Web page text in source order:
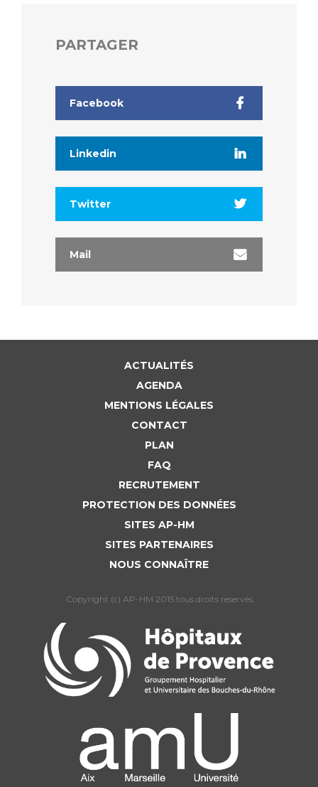
PARTAGER
Facebook
Linkedin
Twitter
Mail
ACTUALITÉS
AGENDA
MENTIONS LÉGALES
CONTACT
PLAN
FAQ
RECRUTEMENT
PROTECTION DES DONNÉES
SITES AP-HM
SITES PARTENAIRES
NOUS CONNAÎTRE
Copyright (c) AP-HM 2015 tous droits reservés